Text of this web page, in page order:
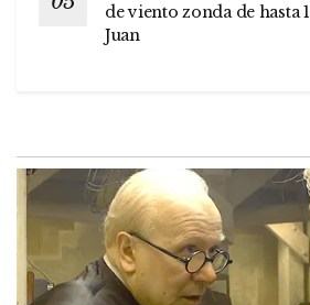
de viento zonda de hasta
Juan